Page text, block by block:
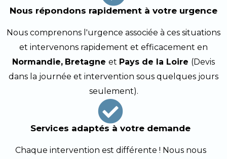
Nous répondons rapidement à votre urgence
Nous comprenons l'urgence associée à ces situations
et intervenons rapidement et efficacement en
Normandie, Bretagne et Pays de la Loire (Devis
dans la journée et intervention sous quelques jours
seulement).
Services adaptés à votre demande
Chaque intervention est différente ! Nous nous